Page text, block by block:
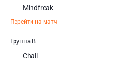
Mindfreak
Перейти на матч
Chall
Группа B